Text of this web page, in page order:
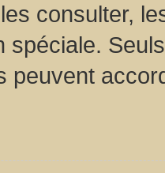
consulter,
spéciale.
peuvent